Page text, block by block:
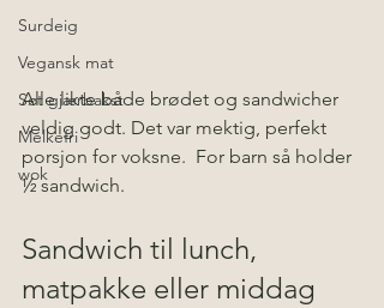
Surdeig
Vegansk mat
Søt gjærbakst
Melkefri
wok
Alle likte både brødet og sandwicher
veldig godt. Det var mektig, perfekt
porsjon for voksne.  For barn så holder
½ sandwich.
Sandwich til lunch,
matpakke eller middag